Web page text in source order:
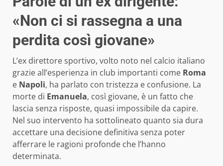
«Non ci si rassegna a una
perdita così giovane»
L’ex direttore sportivo, volto noto nel calcio italiano
grazie all’esperienza in club importanti come Roma
e Napoli, ha parlato con tristezza e confusione. La
morte di Emanuela, così giovane, è un fatto che
lascia senza risposte, quasi impossibile da capire.
Nel suo intervento ha sottolineato quanto sia dura
accettare una decisione definitiva senza poter
afferrare le ragioni profonde che l’hanno
determinata.